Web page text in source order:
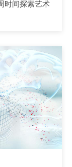
时间探索艺术